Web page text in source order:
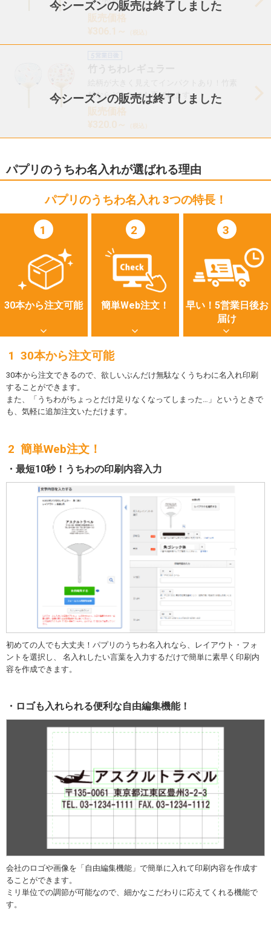
今シーズンの販売は終了しました
販売価格
¥306.1～
（税込）
今シーズンの販売は終了しました
材ならどなたにも喜ばれます。
販売価格
¥320.0～
（税込）
パプリのうちわ名入れが選ばれる理由
パプリのうちわ名入れ 3つの特長！
1
30本から注文可能
2
簡単Web注文！
3
早い！5営業日後お
届け
30本から注文可能
30本から注文できるので、欲しいぶんだけ無駄なくうちわに名入れ印刷
することができます。
また、「うちわがちょっとだけ足りなくなってしまった…」というときで
も、気軽に追加注文いただけます。
簡単Web注文！
最短10秒！うちわの印刷内容入力
初めての人でも大丈夫！パプリのうちわ名入れなら、レイアウト・フォ
ントを選択し、 名入れしたい言葉を入力するだけで簡単に素早く印刷内
容を作成できます。
ロゴも入れられる便利な自由編集機能！
会社のロゴや画像を「自由編集機能」で簡単に入れて印刷内容を作成す
ることができます。
ミリ単位での調節が可能なので、細かなこだわりに応えてくれる機能で
す。